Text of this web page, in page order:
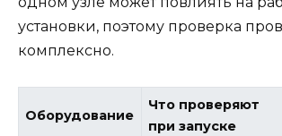
установки, поэтому проверка
комплексно.
Оборудование
Что проверяют
при запуске